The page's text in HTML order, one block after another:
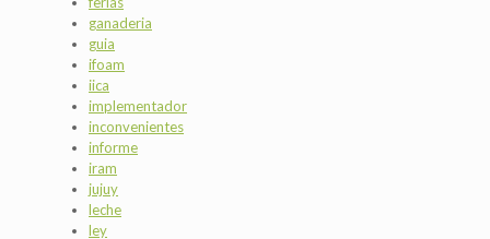
ganaderia
guia
ifoam
iica
implementador
inconvenientes
informe
iram
jujuy
leche
ley